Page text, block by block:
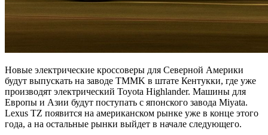
Новые электрические кроссоверы для Северной Америки
будут выпускать на заводе TMMK в штате Кентукки, где уже
производят электрический Toyota Highlander. Машины для
Европы и Азии будут поступать с японского завода Miyata.
Lexus TZ появится на американском рынке уже в конце этого
года, а на остальные рынки выйдет в начале следующего.